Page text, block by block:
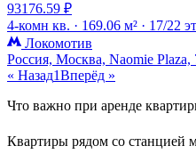
93176.59 ₽
4-комн кв. · 169.06 м² · 17/22
Локомотив
Россия, Москва, Naomie Plaza,
« Назад1Вперёд »
Что важно при аренде
Квартиры рядом со станцией